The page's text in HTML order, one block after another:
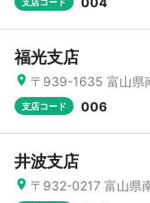
福光支店
〒939-1635 富山県
支店コード 006
井波支店
〒932-0217 富山県